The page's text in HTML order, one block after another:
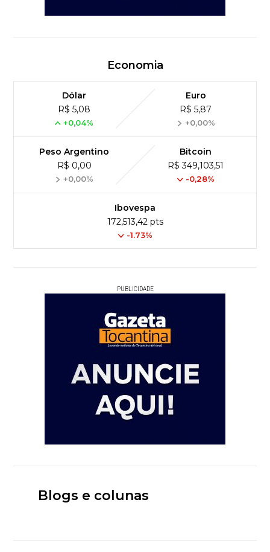
Economia
Dólar
R$ 5,08
+0,04%
Euro
R$ 5,87
+0,00%
Peso Argentino
R$ 0,00
+0,00%
Bitcoin
R$ 349,103,51
-0,28%
Ibovespa
172,513,42 pts
-1.73%
PUBLICIDADE
Blogs e colunas